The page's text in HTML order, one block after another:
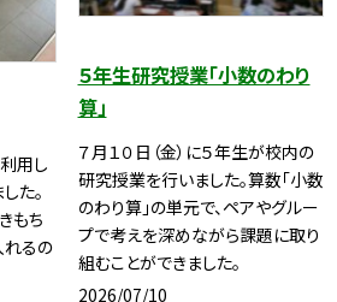
用し
た。
もち
れるの
５年生研究授業「小数のわり
算」
７月１０日（金）に５年生が校内の
研究授業を行いました。算数「小数
のわり算」の単元で、ペアやグルー
プで考えを深めながら課題に取り
組むことができました。
2026/07/10